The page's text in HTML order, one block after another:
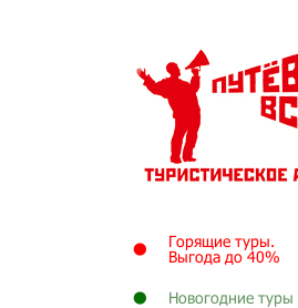
Горящие туры.
Выгода до 40%
Новогодние туры